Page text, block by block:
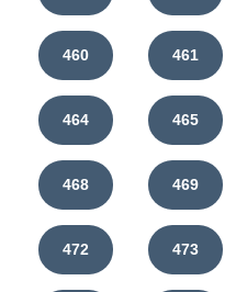
460 461
464 465
468 469
472 473